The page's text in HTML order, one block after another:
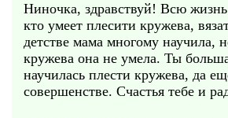
Ниночка, здравствуй! Всю жизнь
кто умеет плесити кружева,
детстве мама многому научила,
кружева она не умела. Ты
научилась плести кружева, да
совершенстве. Счастья тебе и